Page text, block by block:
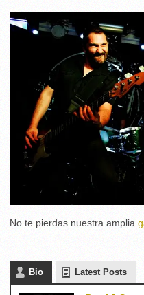
No te pierdas nuestra amplia
Bio Latest Posts